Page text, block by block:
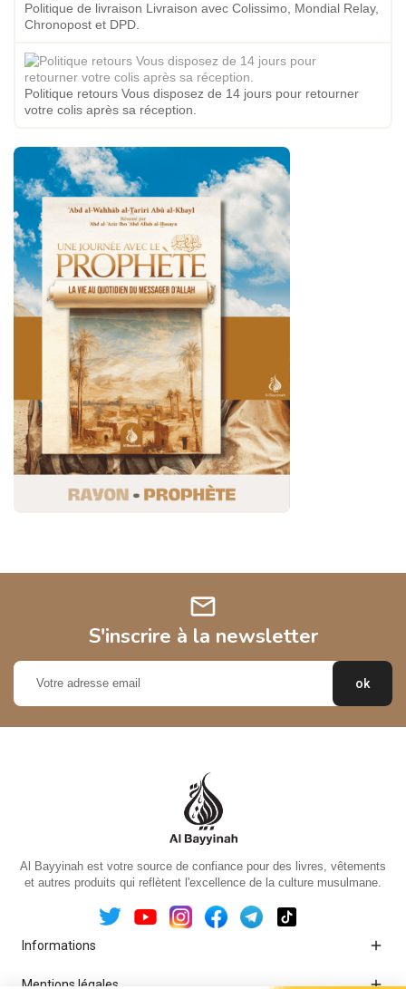
Politique de livraison Livraison avec Colissimo, Mondial Relay,
Chronopost et DPD.
Politique retours Vous disposez de 14 jours pour retourner
votre colis après sa réception.
mail
S'inscrire à la newsletter
Al Bayyinah est votre source de confiance pour des livres, vêtements
et autres produits qui reflètent l'excellence de la culture musulmane.
Informations 
Mentions légales 